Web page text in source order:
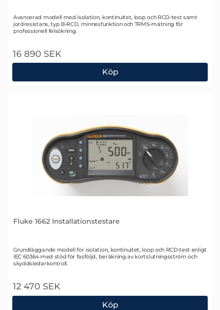
Art. nr 1935
Avancerad modell med isolation, kontinuitet, loop och RCD-test samt
jordresistans, typ B-RCD, minnesfunktion och TRMS-mätning för
professionell felsökning.
16 890 SEK
Köp
Fluke 1663 Installationstestare
Fluke 1662 Installationstestare
Art. nr 1936
Grundläggande modell för isolation, kontinuitet, loop och RCD-test enligt
IEC 60364 med stöd för fasföljd, beräkning av kortslutningsström och
skyddsledarkontroll.
12 470 SEK
Köp